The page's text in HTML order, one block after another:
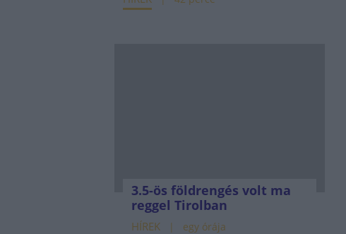
3.5-ös földrengés volt ma
reggel Tirolban
HÍREK egy órája